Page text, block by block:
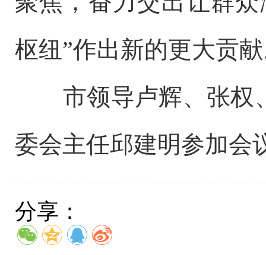
枢纽”作出新的更大贡
市领导卢辉、张权
委会主任邱建明参加会
分享：